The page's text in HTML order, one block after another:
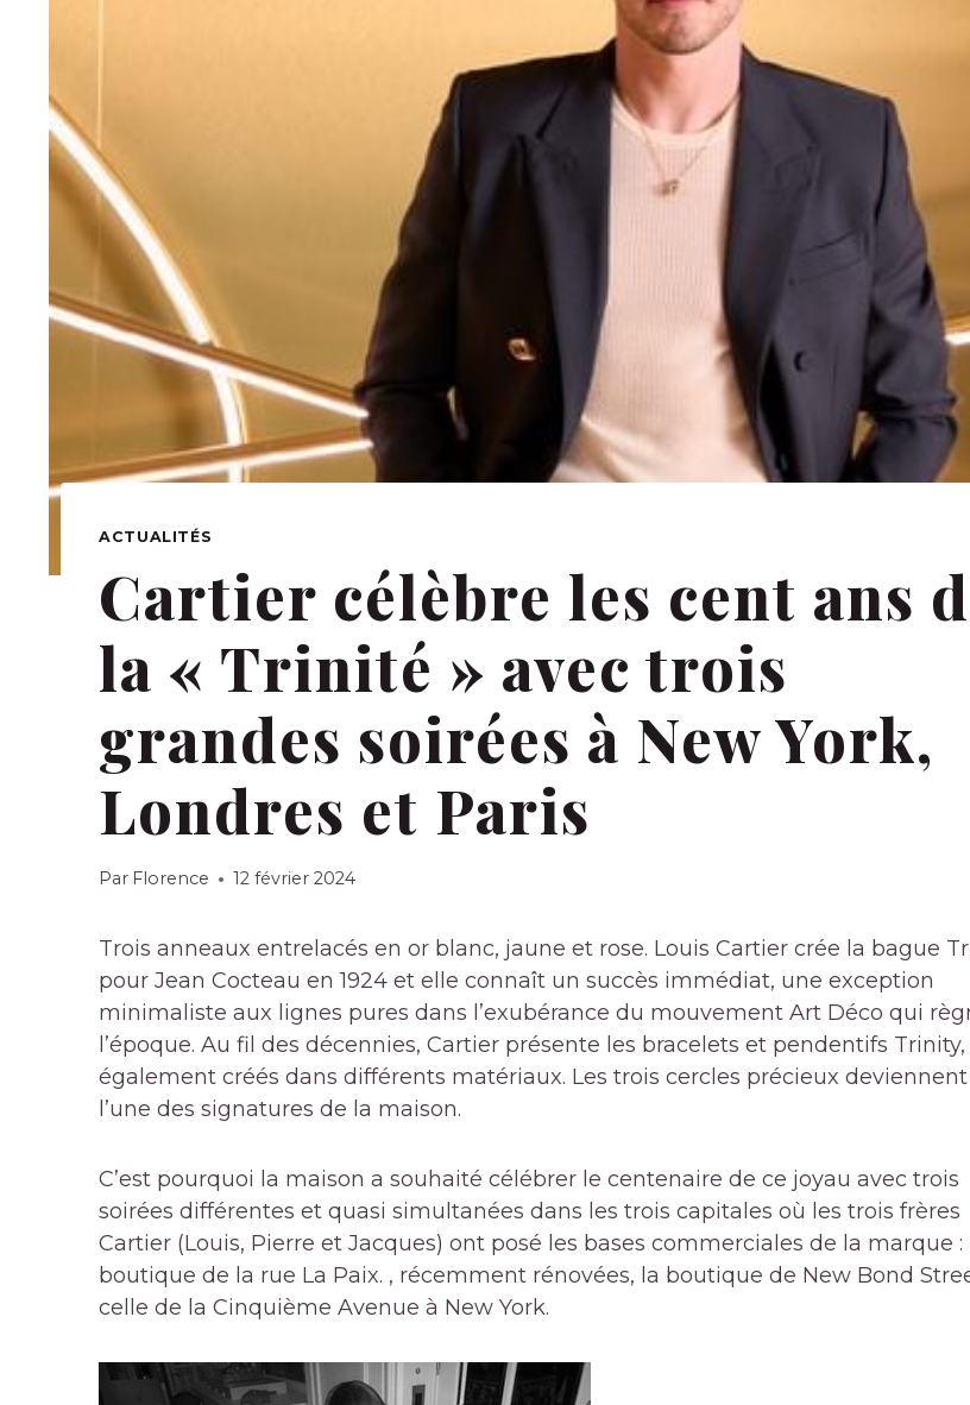
ACTUALITÉS
Cartier célèbre les cent ans
la « Trinité » avec trois
grandes soirées à New York,
Londres et Paris
Par Florence 12 février 2024
Trois anneaux entrelacés en or blanc, jaune et rose. Louis Cartier crée la bague
pour Jean Cocteau en 1924 et elle connaît un succès immédiat, une exception
minimaliste aux lignes pures dans l’exubérance du mouvement Art Déco qui
l’époque. Au fil des décennies, Cartier présente les bracelets et pendentifs Trinity,
également créés dans différents matériaux. Les trois cercles précieux deviennent
l’une des signatures de la maison.
C’est pourquoi la maison a souhaité célébrer le centenaire de ce joyau avec trois
soirées différentes et quasi simultanées dans les trois capitales où les trois frères
Cartier (Louis, Pierre et Jacques) ont posé les bases commerciales de la marque :
boutique de la rue La Paix. , récemment rénovées, la boutique de New Bond
celle de la Cinquième Avenue à New York.